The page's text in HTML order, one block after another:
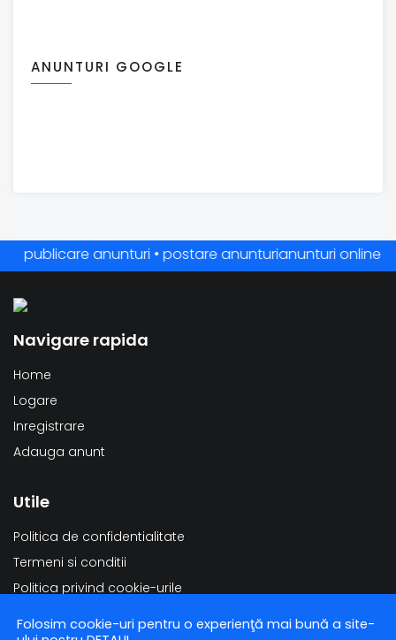
ANUNTURI GOOGLE
publicare anunturi • postare anunturianunturi online •
Navigare rapida
Home
Logare
Inregistrare
Adauga anunt
Utile
Politica de confidentialitate
Termeni si conditii
Politica privind cookie-urile
Folosim cookie-uri pentru o experienţă mai bună a site-